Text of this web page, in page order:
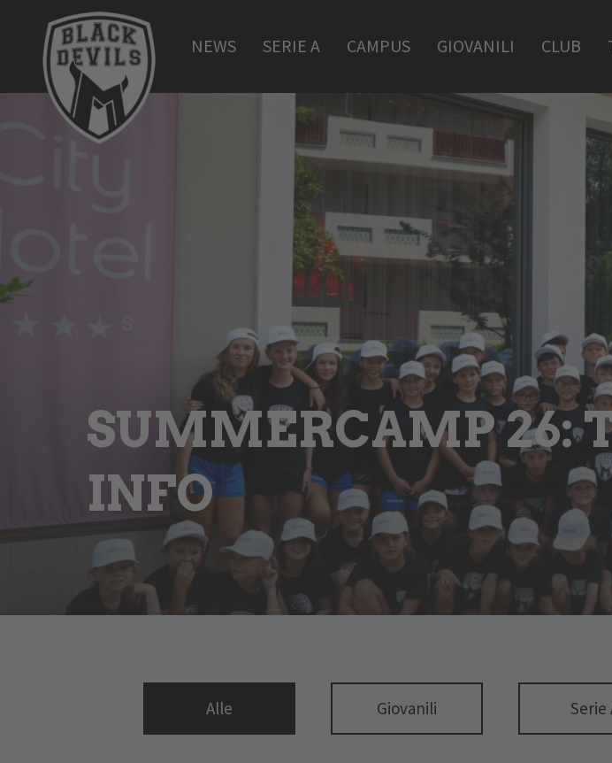
NEWS SERIE A CAMPUS GIOVANILI CLUB
SUMMERCAMP 26:
INFO
Alle Giovanili Serie